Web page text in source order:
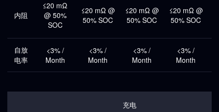
内阻
≤20 mΩ
@ 50%
SOC
≤20 mΩ @
50% SOC
≤20 mΩ @
50% SOC
≤20 mΩ @
50% SOC
自放
电率
<3% /
Month
<3% /
Month
<3% /
Month
<3% /
Month
充电